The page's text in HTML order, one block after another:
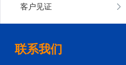
客户见证
联系我们